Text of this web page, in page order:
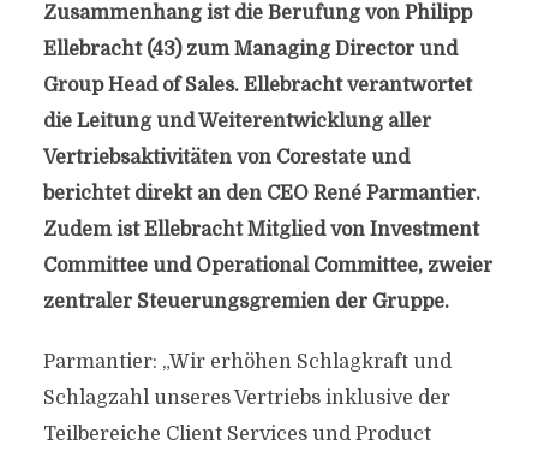
Zusammenhang ist die Berufung von Philipp
Ellebracht (43) zum Managing Director und
Group Head of Sales. Ellebracht verantwortet
die Leitung und Weiterentwicklung aller
Vertriebsaktivitäten von Corestate und
berichtet direkt an den CEO René Parmantier.
Zudem ist Ellebracht Mitglied von Investment
Committee und Operational Committee, zweier
zentraler Steuerungsgremien der Gruppe.
Parmantier: „Wir erhöhen Schlagkraft und
Schlagzahl unseres Vertriebs inklusive der
Teilbereiche Client Services und Product